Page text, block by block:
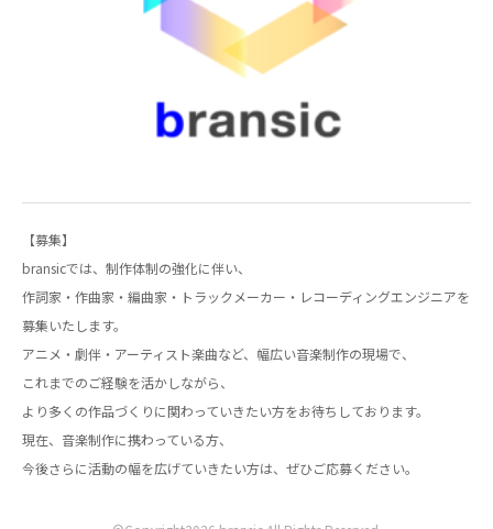
【募集】
bransicでは、制作体制の強化に伴い、
作詞家・作曲家・編曲家・トラックメーカー・レコーディングエンジニアを
募集いたします。
アニメ・劇伴・アーティスト楽曲など、幅広い音楽制作の現場で、
これまでのご経験を活かしながら、
より多くの作品づくりに関わっていきたい方をお待ちしております。
現在、音楽制作に携わっている方、
今後さらに活動の幅を広げていきたい方は、ぜひご応募ください。